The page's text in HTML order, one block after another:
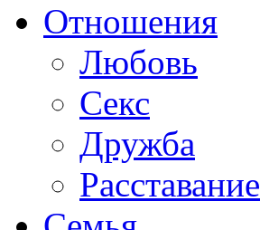
Отношения
Любовь
Секс
Дружба
Расставание